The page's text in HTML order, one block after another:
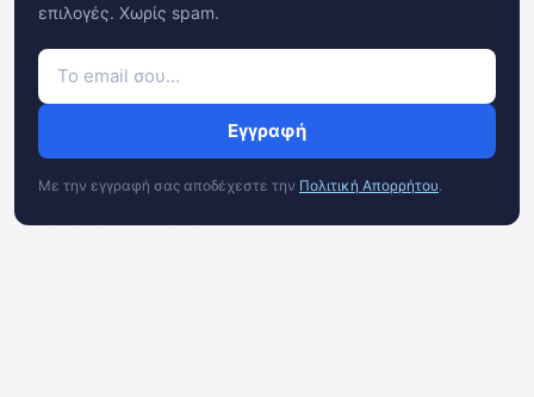
επιλογές. Χωρίς spam.
Εγγραφή
Με την εγγραφή σας αποδέχεστε την Πολιτική Απορρήτου.